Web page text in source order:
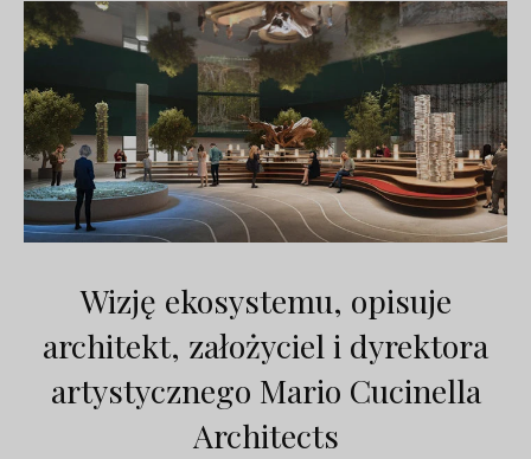
Wizję ekosystemu, opisuje
architekt, założyciel i dyrektora
artystycznego Mario Cucinella
Architects